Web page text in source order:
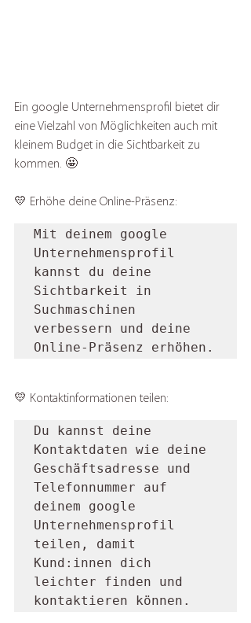
Ein google Unternehmensprofil bietet dir
eine Vielzahl von Möglichkeiten auch mit
kleinem Budget in die Sichtbarkeit zu
kommen. 🤩
💛 Erhöhe deine Online-Präsenz:
Mit deinem google
Unternehmensprofil
kannst du deine
Sichtbarkeit in
Suchmaschinen
verbessern und deine
Online-Präsenz erhöhen.
💛 Kontaktinformationen teilen:
Du kannst deine
Kontaktdaten wie deine
Geschäftsadresse und
Telefonnummer auf
deinem google
Unternehmensprofil
teilen, damit
Kund:innen dich
leichter finden und
kontaktieren können.